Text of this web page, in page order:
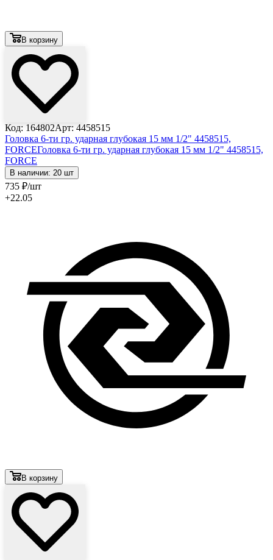
В корзину
Код: 164802Арт: 4458515
Головка 6-ти гр. ударная глубокая 15 мм 1/2" 4458515,
FORCEГоловка 6-ти гр. ударная глубокая 15 мм 1/2" 4458515,
FORCE
В наличии: 20 шт
735 ₽/шт
+22.05
В корзину